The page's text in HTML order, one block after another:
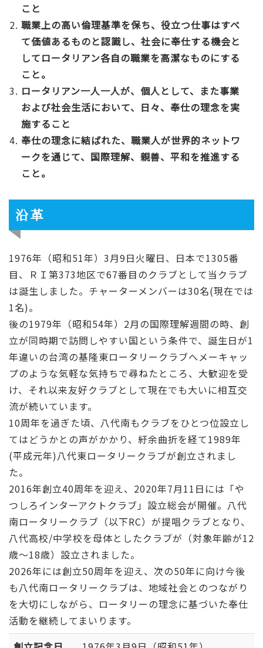
こと
職業上の高い倫理基準を保ち、役立つ仕事はすべ
て価値あるものと認識し、社会に奉仕する機会と
してロータリアン各自の職業を高潔なものにする
こと。
ロータリアン一人一人が、個人として、また事業
および社会生活において、日々、奉仕の理念を実
施すること
奉仕の理念に結ばれた、職業人が世界的ネットワ
ークを通じて、国際理解、親善、平和を推進する
こと。
沿革
1976年（昭和51年）3月9日火曜日、日本で1305番
目、ＲＩ第373地区で67番目のクラブとして当クラブ
は誕生しました。チャーターメンバーは30名(現在では
1名)。
後の1979年（昭和54年）2月の国際理解週間の時、創
立が同時期で訪問しやすい国という条件で、誕生日が1
年違いの台湾の基隆東ロータリークラブへメーキャッ
プのような気軽な気持ちで尋ねたところ、大歓迎を受
け、それ以来友好クラブとして現在でも大いに相互交
流が続いています。
10周年を過ぎた頃、八代南もクラブをひとつ位設立し
てはどうかとの声がかかり、紆余曲折を経て1989年
(平成元年)八代東ロータリークラブが創立されまし
た。
2016年創立40周年を迎え、2020年7月11日には「や
つしろインターアクトクラブ」設立総会が開催。八代
南ロータリークラブ（以下RC）が提唱クラブとなり、
八代高校/中学校を母体としたクラブが（対象年齢が12
歳～18歳）設立されました。
2026年には創立50周年を迎え、次の50年に向け今後
も八代南ロータリークラブは、地域社会とのつながり
を大切にしながら、ロータリーの理念に基づいた奉仕
活動を継続してまいります。